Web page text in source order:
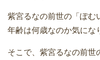
紫宮るなの前世の「ぽむ
年齢は何歳なのか気にな
そこで、紫宮るなの前世